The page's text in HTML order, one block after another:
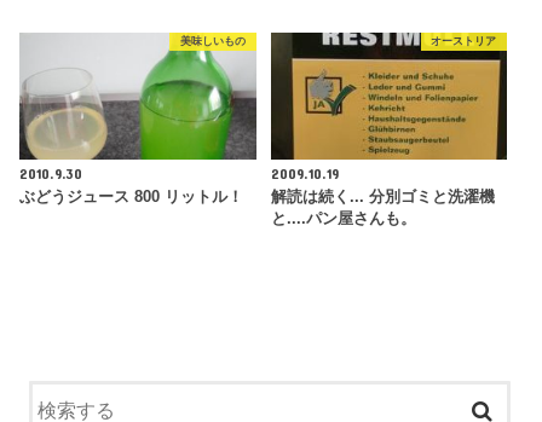
美味しいもの
2010.9.30
ぶどうジュース 800 リットル！
オーストリア
2009.10.19
解読は続く... 分別ゴミと洗濯機
と....パン屋さんも。